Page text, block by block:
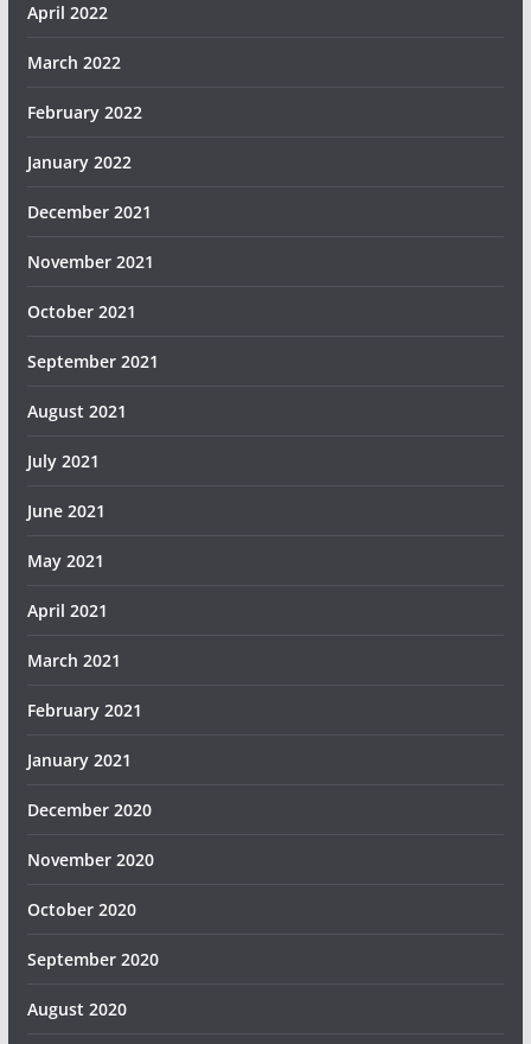
April 2022
March 2022
February 2022
January 2022
December 2021
November 2021
October 2021
September 2021
August 2021
July 2021
June 2021
May 2021
April 2021
March 2021
February 2021
January 2021
December 2020
November 2020
October 2020
September 2020
August 2020